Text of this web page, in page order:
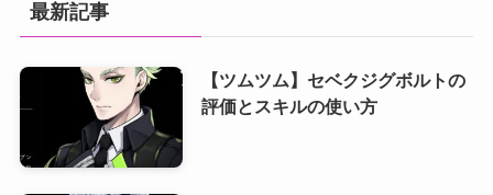
最新記事
【ツムツム】セベクジグボルトの
評価とスキルの使い方